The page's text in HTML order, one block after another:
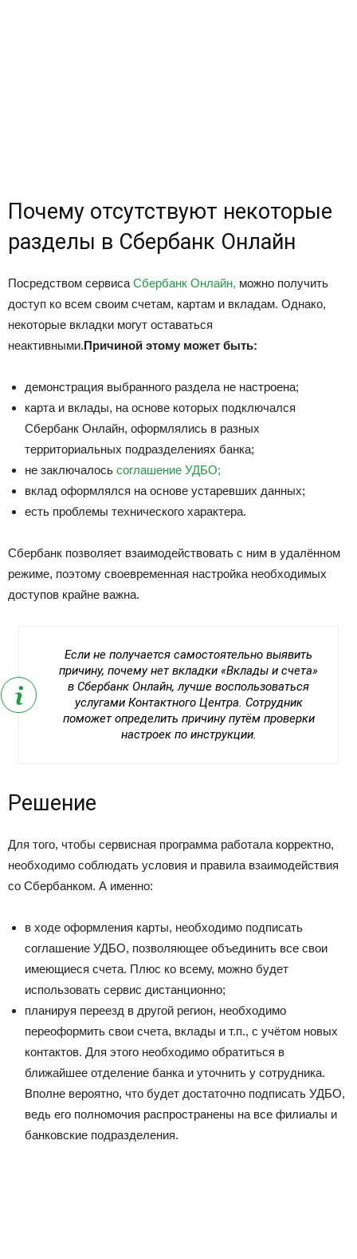
Почему отсутствуют некоторые
разделы в Сбербанк Онлайн
Посредством сервиса Сбербанк Онлайн, можно получить
доступ ко всем своим счетам, картам и вкладам. Однако,
некоторые вкладки могут оставаться
неактивными.Причиной этому может быть:
демонстрация выбранного раздела не настроена;
карта и вклады, на основе которых подключался
Сбербанк Онлайн, оформлялись в разных
территориальных подразделениях банка;
не заключалось соглашение УДБО;
вклад оформлялся на основе устаревших данных;
есть проблемы технического характера.
Сбербанк позволяет взаимодействовать с ним в удалённом
режиме, поэтому своевременная настройка необходимых
доступов крайне важна.
Если не получается самостоятельно выявить
причину, почему нет вкладки «Вклады и счета»
в Сбербанк Онлайн, лучше воспользоваться
услугами Контактного Центра. Сотрудник
поможет определить причину путём проверки
настроек по инструкции.
Решение
Для того, чтобы сервисная программа работала корректно,
необходимо соблюдать условия и правила взаимодействия
со Сбербанком. А именно:
в ходе оформления карты, необходимо подписать
соглашение УДБО, позволяющее объединить все свои
имеющиеся счета. Плюс ко всему, можно будет
использовать сервис дистанционно;
планируя переезд в другой регион, необходимо
переоформить свои счета, вклады и т.п., с учётом новых
контактов. Для этого необходимо обратиться в
ближайшее отделение банка и уточнить у сотрудника.
Вполне вероятно, что будет достаточно подписать УДБО,
ведь его полномочия распространены на все филиалы и
банковские подразделения.